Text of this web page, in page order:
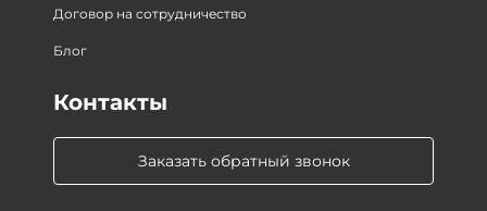
Договор на сотрудничество
Блог
Заказать обратный звонок
Контакты